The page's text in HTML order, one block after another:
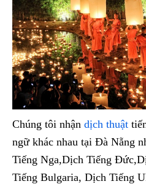
Chúng tôi nhận dịch thuật
ngữ khác nhau tại Đà Nẵng
Tiếng Nga,Dịch Tiếng
Tiếng Bulgaria, Dịch Tiếng